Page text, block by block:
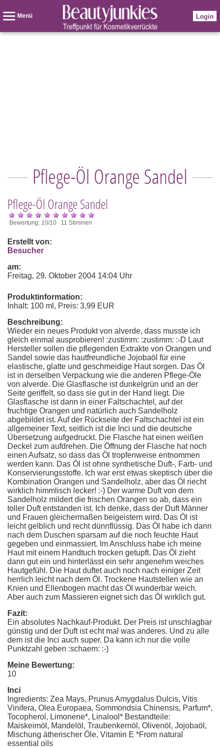
Menü Login
Pflege-Öl Orange Sandel
Pflege-Öl Orange Sandel
Bewertung: 10/10 11 Stimmen
Erstellt von:
Besucher
am:
Freitag, 29. Oktober 2004 14:04 Uhr
Produktinformation:
Inhalt: 100 ml, Preis: 3,99 EUR
Beschreibung:
Wieder ein neues Produkt von alverde, dass musste ich
gleich einmal ausprobieren! :zustimm: :zustimm: :-D Laut
Hersteller sollen die pflegenden Extrakte von Orangen und
Sandel sowie das hautfreundliche Jojobaöl für eine
elastische, glatte und geschmeidige Haut sorgen. Das Öl
ist in derselben Verpackung wie die anderen Pflege-Öle
von alverde. Die Glasflasche ist dunkelgrün und an der
Seite geriffelt, so dass sie gut in der Hand liegt. Die
Glasflasche ist dann in einer Faltschachtel, auf der
fruchtige Orangen und natürlich auch Sandelholz
abgebildet ist. Auf der Rückseite der Faltschachtel ist ein
allgemeiner Text, seitlich ist die Inci und die deutsche
Übersetzung aufgedruckt. Die Flasche hat einen weißen
Deckel zum aufdrehen. Die Öffnung der Flasche hat noch
einen Aufsatz, so dass das Öl tropfenweise entnommen
werden kann. Das Öl ist ohne synthetische Duft-, Farb- und
Konservierungsstoffe. Ich war erst etwas skeptisch über die
Kombination Orangen und Sandelholz, aber das Öl riecht
wirklich himmlisch lecker! :-) Der warme Duft von dem
Sandelholz mildert die frischen Orangen so ab, dass ein
toller Duft entstanden ist. Ich denke, dass der Duft Männer
und Frauen gleichermaßen beigeistern wird. Das Öl ist
leicht gelblich und recht dünnflüssig. Das Öl habe ich dann
nach dem Duschen sparsam auf die noch feuchte Haut
gegeben und einmassiert. Im Anschluss habe ich meine
Haut mit einem Handtuch trocken getupft. Das Öl zieht
dann gut ein und hinterlässt ein sehr angenehm weiches
Hautgefühl. Die Haut duftet auch noch nach einiger Zeit
herrlich leicht nach dem Öl. Trockene Hautstellen wie an
Knien und Ellenbogen macht das Öl wunderbar weich.
Aber auch zum Massieren eignet sich das Öl wirklich gut.
Fazit:
Ein absolutes Nachkauf-Produkt. Der Preis ist unschlagbar
günstig und der Duft ist echt mal was anderes. Und zu alle
dem ist die Inci auch super. Da kann ich nur die volle
Punktzahl geben :schaem: :-)
Meine Bewertung:
10
Inci
Ingredients: Zea Mays, Prunus Amygdalus Dulcis, Vitis
Vinifera, Olea Europaea, Sommondsia Chinensis, Parfum*,
Tocopherol, Limonene*, Linalool* Bestandteile:
Maiskeimöl, Mandelöl, Traubenkernöl, Olivenöl, Jojobaöl,
Mischung ätherischer Öle, Vitamin E *From natural
essential oils